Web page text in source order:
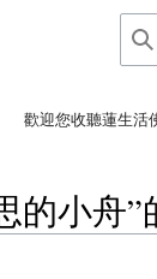
歡迎您收聽蓮生活
的小舟”